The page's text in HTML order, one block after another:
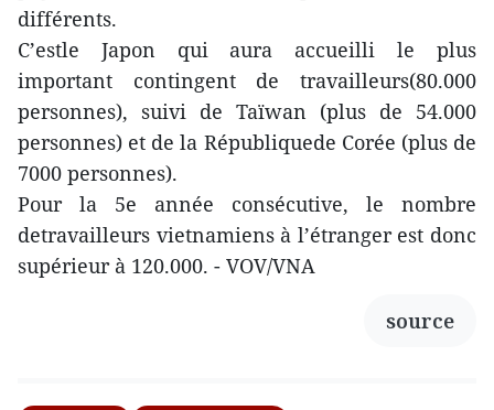
différents.
C’estle Japon qui aura accueilli le plus
important contingent de travailleurs(80.000
personnes), suivi de Taïwan (plus de 54.000
personnes) et de la Républiquede Corée (plus de
7000 personnes).
Pour la 5e année consécutive, le nombre
detravailleurs vietnamiens à l’étranger est donc
supérieur à 120.000. - VOV/VNA
source